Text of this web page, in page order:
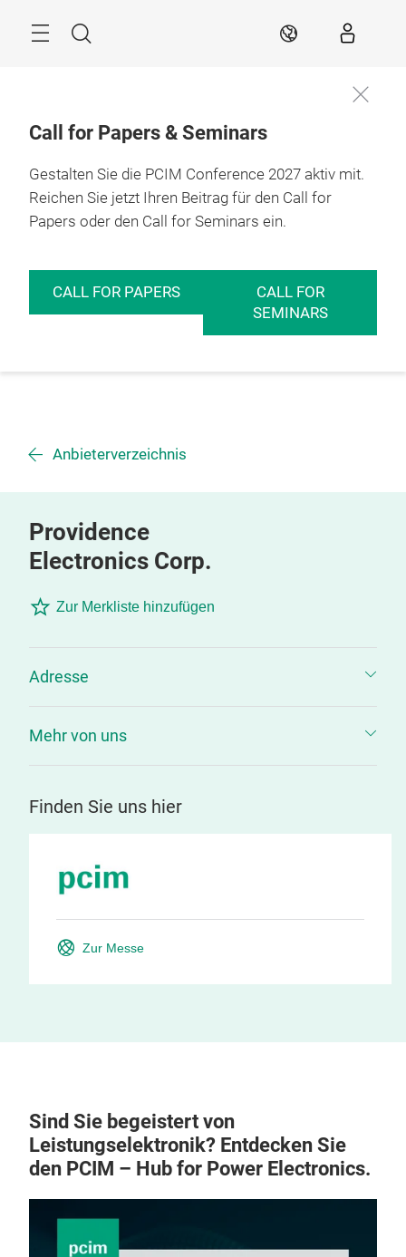
Suche DE
Call for Papers & Seminars
Gestalten Sie die PCIM Conference 2027 aktiv mit.
Reichen Sie jetzt Ihren Beitrag für den Call for
Papers oder den Call for Seminars ein.
CALL FOR PAPERS
CALL FOR
SEMINARS
Anbieterverzeichnis
Providence
Electronics Corp.
Zur Merkliste hinzufügen
Adresse
Mehr von uns
Finden Sie uns hier
Zur Messe
Sind Sie begeistert von
Leistungselektronik? Entdecken Sie
den PCIM – Hub for Power Electronics.